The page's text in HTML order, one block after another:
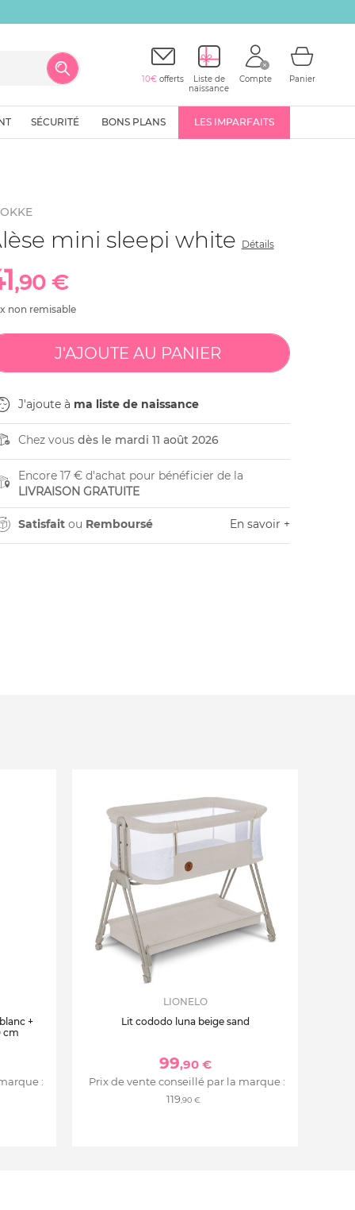
10€ offerts
Liste de
naissance
Compte Panier
SÉCURITÉ BONS PLANS LES IMPARFAITS
mini sleepi white Détails
,90 €
non remisable
J'ajoute à ma liste de naissance
Chez vous dès le mardi 11 août 2026
Encore 17 € d'achat pour bénéficier de la
LIVRAISON GRATUITE
Satisfaitou Remboursé En savoir +
+
cm
:
LIONELO
Lit cododo luna beige sand
99,90 €
Prix de vente conseillé par la marque :
119,90 €